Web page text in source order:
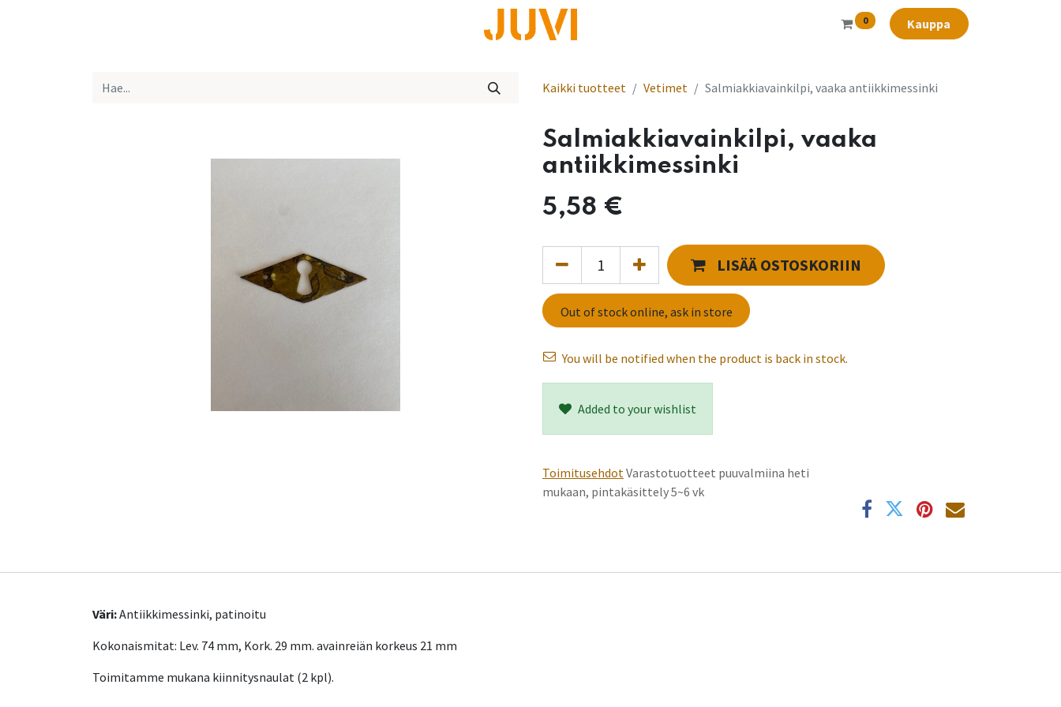
0 Kauppa
Kaikki tuotteet Vetimet Salmiakkiavainkilpi, vaaka antiikkimessinki
Salmiakkiavainkilpi, vaaka
antiikkimessinki
5,58 €
LISÄÄ OSTOSKORIIN
Out of stock online, ask in store
You will be notified when the product is back in stock.
Added to your wishlist
Toimitusehdot Varastotuotteet puuvalmiina heti
mukaan, pintakäsittely 5~6 vk
Väri:Antiikkimessinki, patinoitu
Kokonaismitat: Lev. 74 mm, Kork. 29 mm. avainreiän korkeus 21 mm
Toimitamme mukana kiinnitysnaulat (2 kpl).